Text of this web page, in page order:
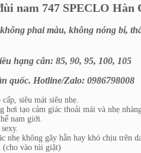
nam 747 SPECLO Hàn
phai màu, không nóng bí,
hạng cân: 85, 90, 95, 100, 105
quốc. Hotline/Zalo: 0986798008
siêu mát siêu nhẹ.
tạo cảm giác thoải mái và nhẹ
nam giới.
nhẹ không gây hằn hay khó chịu trên
(cho vào túi giặt)